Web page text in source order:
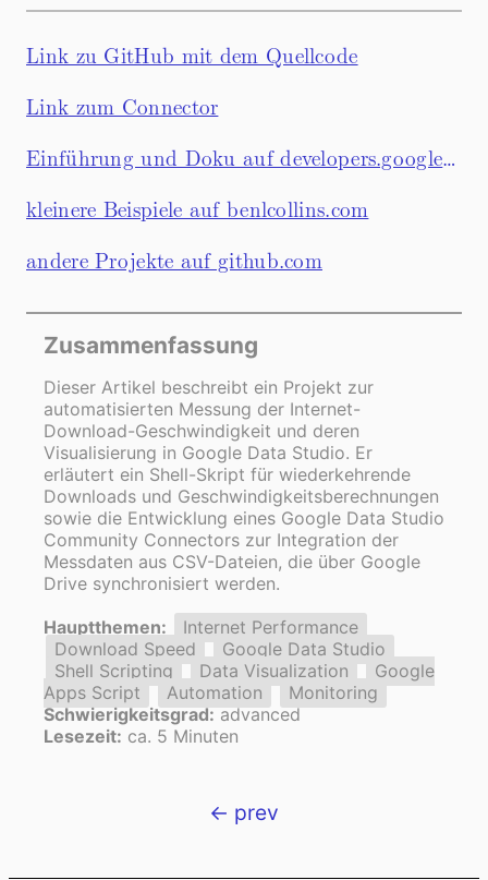
Link zu GitHub mit dem Quellcode
Link zum Connector
Einführung und Doku auf developers.google.com
kleinere Beispiele auf benlcollins.com
andere Projekte auf github.com
Zusammenfassung
Dieser Artikel beschreibt ein Projekt zur
automatisierten Messung der Internet-
Download-Geschwindigkeit und deren
Visualisierung in Google Data Studio. Er
erläutert ein Shell-Skript für wiederkehrende
Downloads und Geschwindigkeitsberechnungen
sowie die Entwicklung eines Google Data Studio
Community Connectors zur Integration der
Messdaten aus CSV-Dateien, die über Google
Drive synchronisiert werden.
Hauptthemen:
Internet Performance
Download Speed
Google Data Studio
Shell Scripting
Data Visualization
Google
Apps Script
Automation
Monitoring
Schwierigkeitsgrad:advanced
Lesezeit: ca. 5 Minuten
← prev